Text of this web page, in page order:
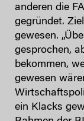
anderen die
gegründet.
gewesen.
gesprochen,
bekommen,
gewesen
ein Klacks